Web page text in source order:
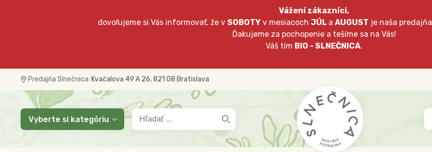
Vážení zákazníci,
dovoľujeme si Vás informovať, že v SOBOTYv mesiacoch JÚL a AUGUST je naša predajňa
Ďakujeme za pochopenie a tešíme sa na Vás!
Váš tím BIO - SLNEČNICA.
Predajňa Slnečnica: Kvačalova 49 A 26, 821 08 Bratislava
Vyberte si kategóriu